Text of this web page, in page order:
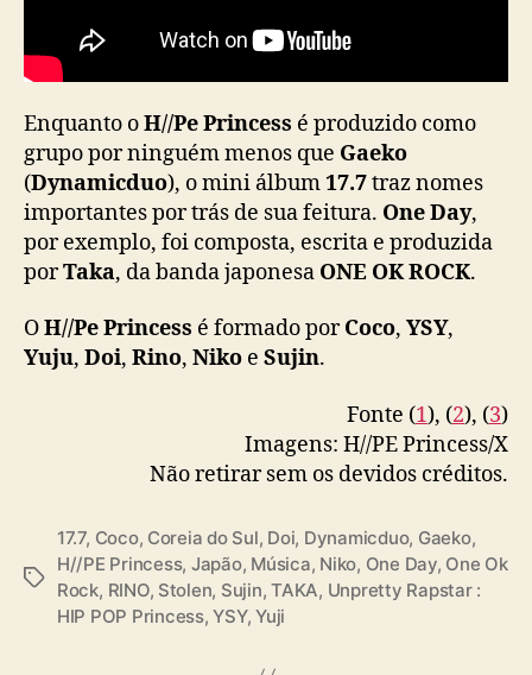
r
o
d
u
z
i
d
p
T
a
k
a
O
N
E
Enquanto oH//Pe Princess é produzido como
grupo por ninguém menos que Gaeko
(Dynamicduo), o mini álbum17.7traz nomes
importantes por trás de sua feitura. One Day,
por exemplo, foi composta, escrita e produzida
porTaka, da banda japonesa ONE OK ROCK.
OH//Pe Princess é formado porCoco, YSY,
Yuju, Doi, Rino, Niko e Sujin.
Fonte (1), (2), (3)
Imagens: H//PE Princess/X
Não retirar sem os devidos créditos.
T
17.7, Coco, Coreia do Sul, Doi, Dynamicduo, Gaeko,
H//PE Princess, Japão, Música, Niko, One Day, One Ok
Rock, RINO, Stolen, Sujin,TAKA, Unpretty Rapstar :
HIP POP Princess,YSY,Yuji